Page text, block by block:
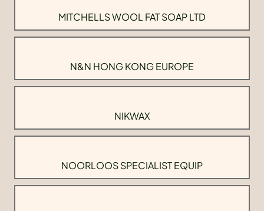
MITCHELLS WOOL FAT SOAP LTD
N&N HONG KONG EUROPE
NIKWAX
NOORLOOS SPECIALIST EQUIP